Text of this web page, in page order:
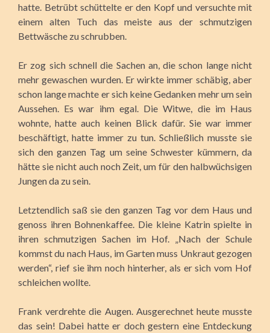
hatte. Betrübt schüttelte er den Kopf und versuchte mit
einem alten Tuch das meiste aus der schmutzigen
Bettwäsche zu schrubben.
Er zog sich schnell die Sachen an, die schon lange nicht
mehr gewaschen wurden. Er wirkte immer schäbig, aber
schon lange machte er sich keine Gedanken mehr um sein
Aussehen. Es war ihm egal. Die Witwe, die im Haus
wohnte, hatte auch keinen Blick dafür. Sie war immer
beschäftigt, hatte immer zu tun. Schließlich musste sie
sich den ganzen Tag um seine Schwester kümmern, da
hätte sie nicht auch noch Zeit, um für den halbwüchsigen
Jungen da zu sein.
Letztendlich saß sie den ganzen Tag vor dem Haus und
genoss ihren Bohnenkaffee. Die kleine Katrin spielte in
ihren schmutzigen Sachen im Hof. „Nach der Schule
kommst du nach Haus, im Garten muss Unkraut gezogen
werden“, rief sie ihm noch hinterher, als er sich vom Hof
schleichen wollte.
Frank verdrehte die Augen. Ausgerechnet heute musste
das sein! Dabei hatte er doch gestern eine Entdeckung